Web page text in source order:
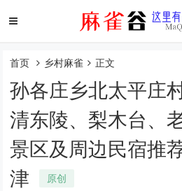
首页 乡村麻雀 正文
孙各庄乡北太平庄
清东陵、梨木台、
景区及周边民宿推
津
原创